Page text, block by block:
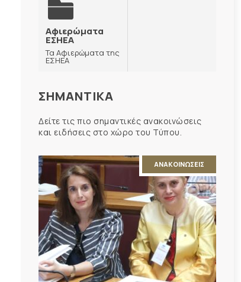
Αφιερώματα
ΕΣΗΕΑ
Τα Αφιερώματα της
ΕΣΗΕΑ
ΣΗΜΑΝΤΙΚΑ
Δείτε τις πιο σημαντικές ανακοινώσεις
και ειδήσεις στο χώρο του Τύπου.
ΑΝΑΚΟΙΝΩΣΕΙΣ